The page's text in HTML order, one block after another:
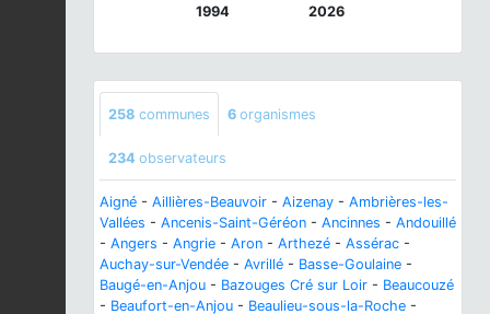
1994 2026
258 communes 6 organismes
234 observateurs
Aigné - Aillières-Beauvoir - Aizenay - Ambrières-les-
Vallées - Ancenis-Saint-Géréon - Ancinnes - Andouillé
- Angers - Angrie - Aron - Arthezé - Assérac -
Auchay-sur-Vendée - Avrillé - Basse-Goulaine -
Baugé-en-Anjou - Bazouges Cré sur Loir - Beaucouzé
- Beaufort-en-Anjou - Beaulieu-sous-la-Roche -